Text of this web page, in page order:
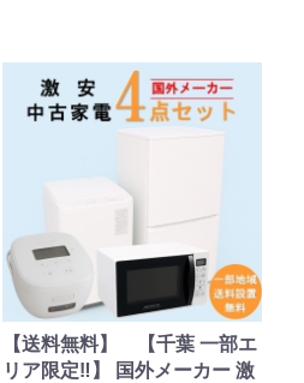
【送料無料】 【千葉 一部エ
リア限定‼】 国外メーカー 激